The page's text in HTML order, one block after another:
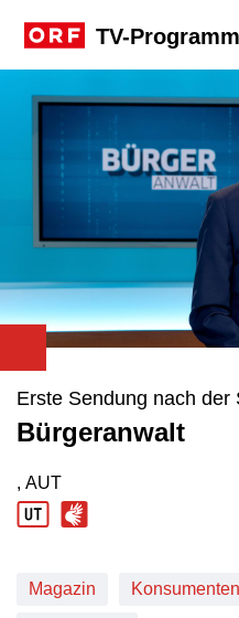
TV-Programm
Erste Sendung nach der
Bürgeranwalt
Produktionsland: AUT
, AUT
Magazin